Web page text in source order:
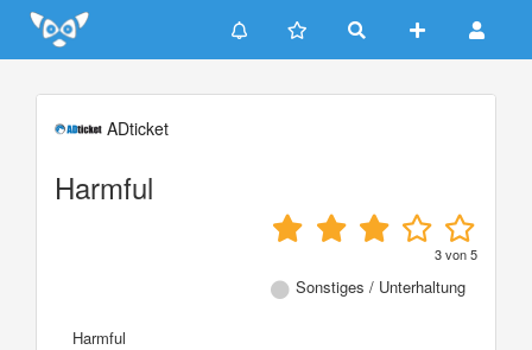
Update cookies preferences
ADticket
Harmful
3von5
Sonstiges / Unterhaltung
Harmful